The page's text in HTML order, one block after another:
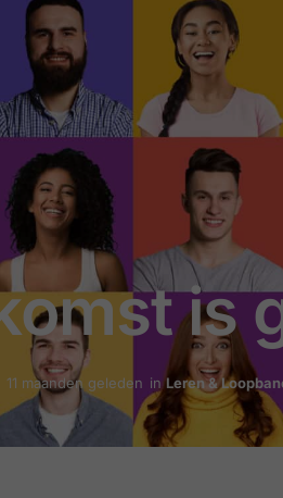
is
11 maanden geleden in Leren &